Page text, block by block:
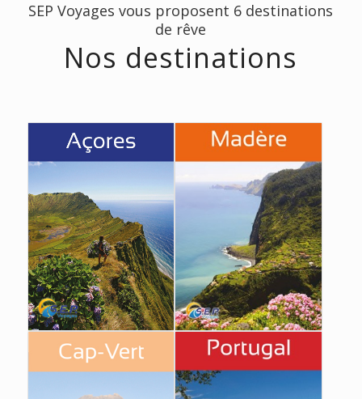
SEP Voyages vous proposent 6 destinations
de rêve
Nos destinations